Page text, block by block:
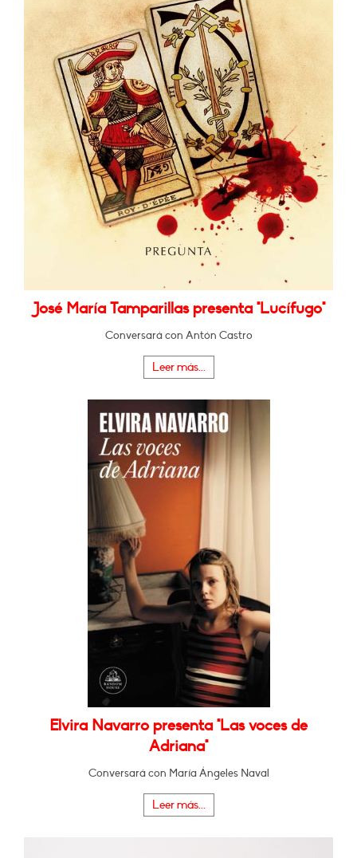
José María Tamparillas presenta "Lucífugo"
Conversará con Antón Castro
Leer más...
Elvira Navarro presenta "Las voces de
Adriana"
Conversará con María Ángeles Naval
Leer más...